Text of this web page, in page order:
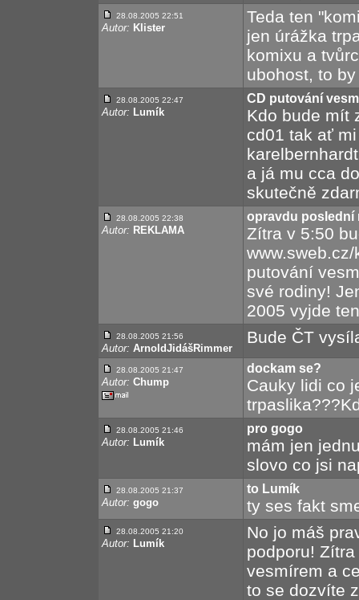
28.08.2005 22:51
Autor: Klister
Teda ten
jen úrážka
komixu a
ubohost, to
28.08.2005 22:47
Autor: Lumík
CD putování
Kdo bude mít
cd01 tak ať
a já mu cca
skutečně
28.08.2005 22:38
Autor: REKLAMA
opravdu poslední
Zítra v 5:50
putování
své rodiny!
2005 vyjde
28.08.2005 21:56
Autor: ArnoldJidášRimmer
Bude ČT
28.08.2005 21:47
Autor: Chump
dockam se?
Cauky lidi co
28.08.2005 21:46
Autor: Lumík
pro gogo
mám jen
slovo co jsi
28.08.2005 21:37
Autor: gogo
to Lumík
ty ses fakt
28.08.2005 21:20
Autor: Lumík
No jo máš
podporu!
vesmírem a
to se dozvíte